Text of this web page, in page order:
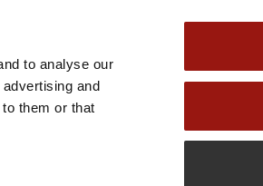
to analyse our
and
them or that